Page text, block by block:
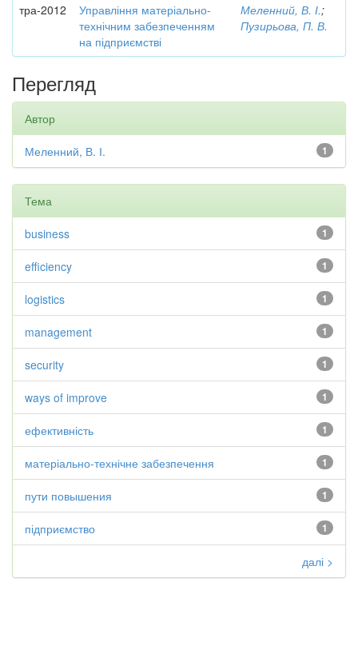
тра-2012
Управління матеріально-
технічним забезпеченням
на підприємстві
Меленний, В. І.;
Пузирьова, П. В.
Перегляд
Автор
1
Меленний, В. І.
Тема
1
business
1
efficiency
1
logistics
1
management
1
security
1
ways of improve
1
ефективність
1
матеріально-технічне забезпечення
1
пути повышения
1
підприємство
далі >